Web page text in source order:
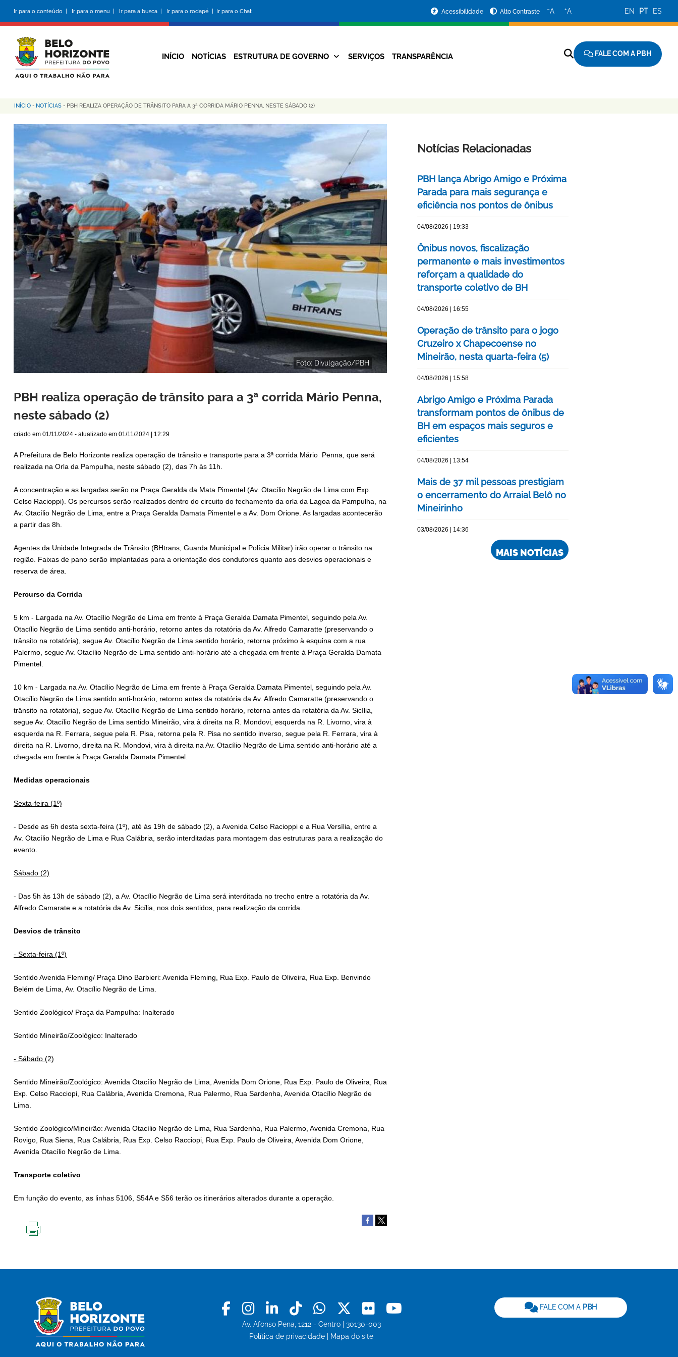
conteúdo
principal
Ir para o conteúdo | Ir para o menu | Ir para a busca | Ir para o rodapé | Ir para o Chat
da
Prefeitura
Acessibilidade Alto Contraste −A +A EN PT ES
Navegação
INÍCIO NOTÍCIAS ESTRUTURA DE GOVERNO SERVIÇOS TRANSPARÊNCIA FALE COM A PBH
Trilha
de
navegação
INÍCIO - NOTÍCIAS - PBH REALIZA OPERAÇÃO DE TRÂNSITO PARA A 3ª CORRIDA MÁRIO PENNA, NESTE SÁBADO (2)
Foto: Divulgação/PBH
PBH realiza operação de trânsito para a 3ª corrida Mário Penna,
neste sábado (2)
criado em 01/11/2024 - atualizado em 01/11/2024 | 12:29
A Prefeitura de Belo Horizonte realiza operação de trânsito e transporte para a 3ª corrida Mário Penna, que será
realizada na Orla da Pampulha, neste sábado (2), das 7h às 11h.
A concentração e as largadas serão na Praça Geralda da Mata Pimentel (Av. Otacílio Negrão de Lima com Exp.
Celso Racioppi). Os percursos serão realizados dentro do circuito do fechamento da orla da Lagoa da Pampulha, na
Av. Otacílio Negrão de Lima, entre a Praça Geralda Damata Pimentel e a Av. Dom Orione. As largadas acontecerão
a partir das 8h.
Agentes da Unidade Integrada de Trânsito (BHtrans, Guarda Municipal e Polícia Militar) irão operar o trânsito na
região. Faixas de pano serão implantadas para a orientação dos condutores quanto aos desvios operacionais e
reserva de área.
Percurso da Corrida
5 km - Largada na Av. Otacílio Negrão de Lima em frente à Praça Geralda Damata Pimentel, seguindo pela Av.
Otacílio Negrão de Lima sentido anti-horário, retorno antes da rotatória da Av. Alfredo Camaratte (preservando o
trânsito na rotatória), segue Av. Otacílio Negrão de Lima sentido horário, retorna próximo à esquina com a rua
Palermo, segue Av. Otacílio Negrão de Lima sentido anti-horário até a chegada em frente à Praça Geralda Damata
Pimentel.
10 km - Largada na Av. Otacílio Negrão de Lima em frente à Praça Geralda Damata Pimentel, seguindo pela Av.
Otacílio Negrão de Lima sentido anti-horário, retorno antes da rotatória da Av. Alfredo Camaratte (preservando o
trânsito na rotatória), segue Av. Otacílio Negrão de Lima sentido horário, retorna antes da rotatória da Av. Sicília,
segue Av. Otacílio Negrão de Lima sentido Mineirão, vira à direita na R. Mondovi, esquerda na R. Livorno, vira à
esquerda na R. Ferrara, segue pela R. Pisa, retorna pela R. Pisa no sentido inverso, segue pela R. Ferrara, vira à
direita na R. Livorno, direita na R. Mondovi, vira à direita na Av. Otacílio Negrão de Lima sentido anti-horário até a
chegada em frente à Praça Geralda Damata Pimentel.
Medidas operacionais
Sexta-feira (1º)
- Desde as 6h desta sexta-feira (1º), até às 19h de sábado (2), a Avenida Celso Racioppi e a Rua Versília, entre a
Av. Otacílio Negrão de Lima e Rua Calábria, serão interditadas para montagem das estruturas para a realização do
evento.
Sábado (2)
- Das 5h às 13h de sábado (2), a Av. Otacílio Negrão de Lima será interditada no trecho entre a rotatória da Av.
Alfredo Camarate e a rotatória da Av. Sicília, nos dois sentidos, para realização da corrida.
Desvios de trânsito
- Sexta-feira (1º)
Sentido Avenida Fleming/ Praça Dino Barbieri: Avenida Fleming, Rua Exp. Paulo de Oliveira, Rua Exp. Benvindo
Belém de Lima, Av. Otacílio Negrão de Lima.
Sentido Zoológico/ Praça da Pampulha: Inalterado
Sentido Mineirão/Zoológico: Inalterado
- Sábado (2)
Sentido Mineirão/Zoológico: Avenida Otacílio Negrão de Lima, Avenida Dom Orione, Rua Exp. Paulo de Oliveira, Rua
Exp. Celso Racciopi, Rua Calábria, Avenida Cremona, Rua Palermo, Rua Sardenha, Avenida Otacílio Negrão de
Lima.
Sentido Zoológico/Mineirão: Avenida Otacílio Negrão de Lima, Rua Sardenha, Rua Palermo, Avenida Cremona, Rua
Rovigo, Rua Siena, Rua Calábria, Rua Exp. Celso Racciopi, Rua Exp. Paulo de Oliveira, Avenida Dom Orione,
Avenida Otacílio Negrão de Lima.
Transporte coletivo
Em função do evento, as linhas 5106, S54A e S56 terão os itinerários alterados durante a operação.
Notícias Relacionadas
PBH lança Abrigo Amigo e Próxima
Parada para mais segurança e
eficiência nos pontos de ônibus
04/08/2026 | 19:33
Ônibus novos, fiscalização
permanente e mais investimentos
reforçam a qualidade do
transporte coletivo de BH
04/08/2026 | 16:55
Operação de trânsito para o jogo
Cruzeiro x Chapecoense no
Mineirão, nesta quarta-feira (5)
04/08/2026 | 15:58
Abrigo Amigo e Próxima Parada
transformam pontos de ônibus de
BH em espaços mais seguros e
eficientes
04/08/2026 | 13:54
Mais de 37 mil pessoas prestigiam
o encerramento do Arraial Belô no
Mineirinho
03/08/2026 | 14:36
MAIS NOTÍCIAS
Facebook
Instagram
LinkedinTiktokWhatsapp
X Flickr
Av. Afonso Pena, 1212 - Centro | 30130-003
Política de privacidade
Mapa do site
FALE COM A PBH